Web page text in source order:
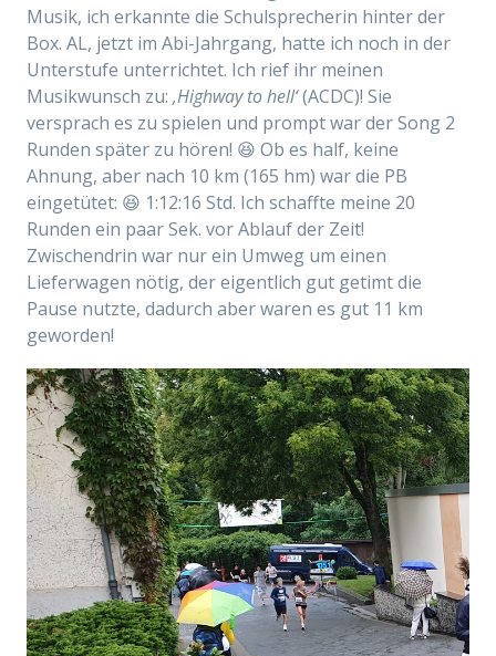
Musik, ich erkannte die Schulsprecherin hinter der
Box. AL, jetzt im Abi-Jahrgang, hatte ich noch in der
Unterstufe unterrichtet. Ich rief ihr meinen
Musikwunsch zu: ‚Highway to hell‘(ACDC)! Sie
versprach es zu spielen und prompt war der Song 2
Runden später zu hören! 😆 Ob es half, keine
Ahnung, aber nach 10 km (165 hm) war die PB
eingetütet: 😆 1:12:16 Std. Ich schaffte meine 20
Runden ein paar Sek. vor Ablauf der Zeit!
Zwischendrin war nur ein Umweg um einen
Lieferwagen nötig, der eigentlich gut getimt die
Pause nutzte, dadurch aber waren es gut 11 km
geworden!